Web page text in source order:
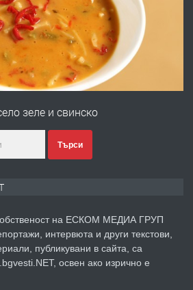
община Кирково
преди 7 месеца
под наем в супер център
язовир Студен кладенец 331м2 |
преди 1 година
зеле и свинско
Търси
на ЕСКОМ МЕДИА ГРУП
интервюта и други текстови,
публикувани в сайта, са
освен ако изрично е